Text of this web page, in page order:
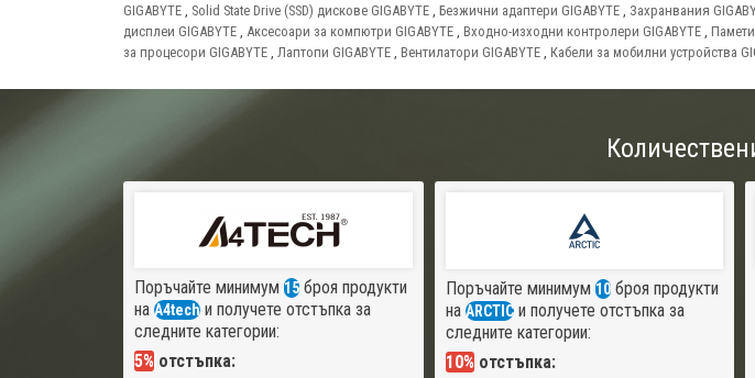
GIGABYTE
Solid State Drive (SSD) дискове GIGABYTE Безжични адаптери GIGABYTE Захранвания
дисплеи GIGABYTE
Аксесоари за компютри GIGABYTE Входно-изходни контролери GIGABYTE
за процесори GIGABYTE
Лаптопи GIGABYTE Вентилатори GIGABYTE Кабели за мобилни устройства
Поръчайте минимум 15 броя продукти
на A4tech и получете отстъпка за
следните категории:
5% отстъпка:
Поръчайте минимум 10броя продукти
на ARCTICи получете отстъпка за
следните категории:
10% отстъпка: